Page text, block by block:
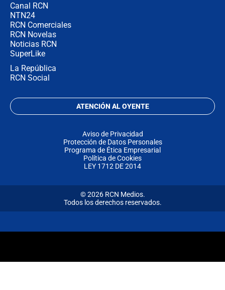
Canal RCN
NTN24
RCN Comerciales
RCN Novelas
Noticias RCN
SuperLike
La República
RCN Social
ATENCIÓN AL OYENTE
Aviso de Privacidad
Protección de Datos Personales
Programa de Ética Empresarial
Política de Cookies
LEY 1712 DE 2014
© 2026 RCN Medios.
Todos los derechos reservados.